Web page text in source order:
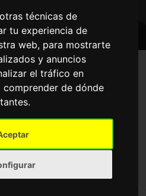
técnicas de
tu experiencia de
web, para mostrarte
y anuncios
el tráfico en
comprender de dónde
DE ARIES